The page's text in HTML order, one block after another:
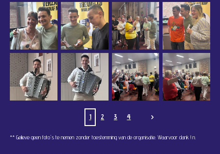
1 2 3 4
** Gelieve geen foto's te nemen zonder toestemming van de organisatie. Waarvoor dank ! n.